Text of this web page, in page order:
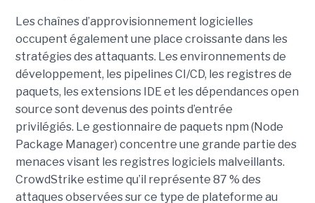
Les chaînes d’approvisionnement logicielles
occupent également une place croissante dans les
stratégies des attaquants. Les environnements de
développement, les pipelines CI/CD, les registres de
paquets, les extensions IDE et les dépendances open
source sont devenus des points d’entrée
privilégiés. Le gestionnaire de paquets npm (Node
Package Manager) concentre une grande partie des
menaces visant les registres logiciels malveillants.
CrowdStrike estime qu’il représente 87 % des
attaques observées sur ce type de plateforme au